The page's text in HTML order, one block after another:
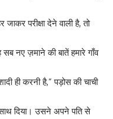
परीक्षा देने वाली है, तो
नए ज़माने की बातें हमारे गाँव
ही करनी है,” पड़ोस की चाची
दिया। उसने अपने पति से